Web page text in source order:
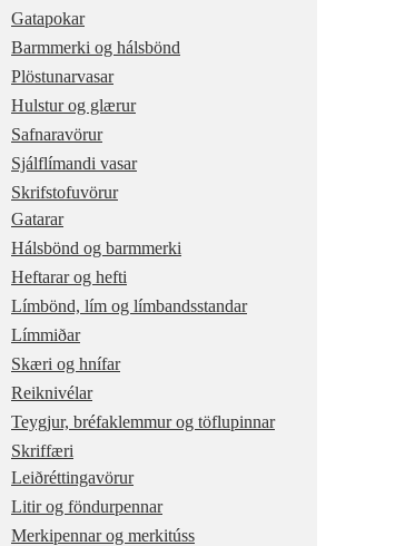
Gatapokar
Barmmerki og hálsbönd
Plöstunarvasar
Hulstur og glærur
Safnaravörur
Sjálflímandi vasar
Skrifstofuvörur
Gatarar
Hálsbönd og barmmerki
Heftarar og hefti
Límbönd, lím og límbandsstandar
Límmiðar
Skæri og hnífar
Reiknivélar
Teygjur, bréfaklemmur og töflupinnar
Skriffæri
Leiðréttingavörur
Litir og föndurpennar
Merkipennar og merkitúss